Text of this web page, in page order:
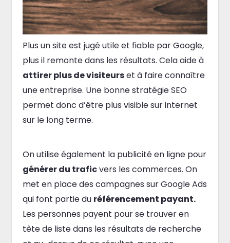
Plus un site est jugé utile et fiable par Google,
plus il remonte dans les résultats. Cela aide à
attirer plus de visiteurset à faire connaître
une entreprise. Une bonne stratégie SEO
permet donc d’être plus visible sur internet
sur le long terme.
On utilise également la publicité en ligne pour
générer du traficvers les commerces. On
met en place des campagnes sur Google Ads
qui font partie du référencement payant.
Les personnes payent pour se trouver en
tête de liste dans les résultats de recherche